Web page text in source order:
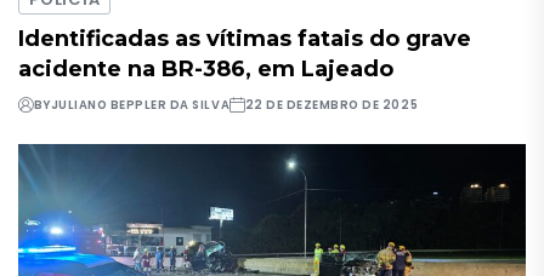
Identificadas as vítimas fatais do grave
acidente na BR-386, em Lajeado
BYJULIANO BEPPLER DA SILVA 22 DE DEZEMBRO DE 2025